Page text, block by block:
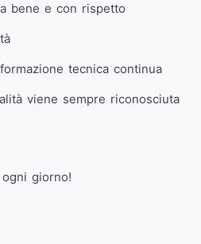
bene e con rispetto
tecnica continua
viene sempre riconosciuta
giorno!